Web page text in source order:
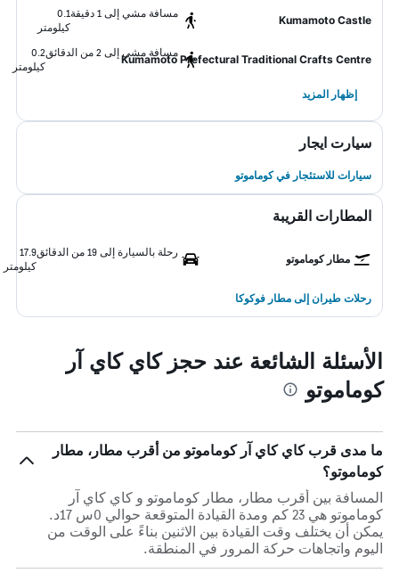
Kumamoto Castle
مسافة مشي إلى 1 دقيقة
0.1
كيلومتر
Kumamoto Prefectural Traditional Crafts Centre
مسافة مشي إلى 2 من الدقائق
0.2
كيلومتر
إظهار المزيد
سيارت ايجار
سيارات للاستئجار في كوماموتو
المطارات القريبة
مطار كوماموتو
رحلة بالسيارة إلى 19 من الدقائق
17.9
كيلومتر
رحلات طيران إلى مطار فوكوكا
الأسئلة الشائعة عند حجز كاي كاي آر
كوماموتو
ما مدى قرب كاي كاي آر كوماموتو من أقرب مطار، مطار
كوماموتو؟
المسافة بين أقرب مطار، مطار كوماموتو و كاي كاي آر
كوماموتو هي 23 كم ومدة القيادة المتوقعة حوالي 0س 17د.
يمكن أن يختلف وقت القيادة بين الاثنين بناءً على الوقت من
اليوم واتجاهات حركة المرور في المنطقة.